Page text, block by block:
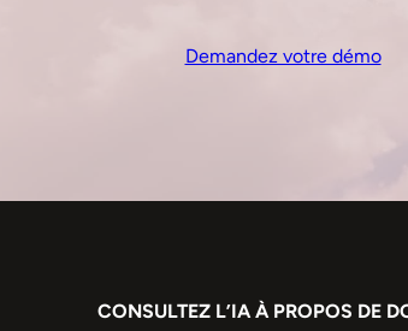
Demandez votre démo
CONSULTEZ L’IA À PROPOS DE